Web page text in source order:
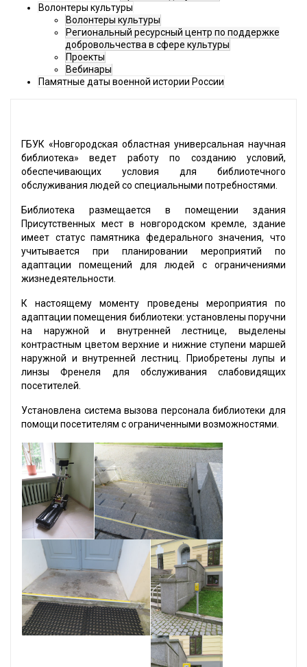
Волонтеры культуры
Волонтеры культуры
Региональный ресурсный центр по поддержке
добровольчества в сфере культуры
Проекты
Вебинары
Памятные даты военной истории России
ГБУК «Новгородская областная универсальная научная
библиотека» ведет работу по созданию условий,
обеспечивающих условия для библиотечного
обслуживания людей со специальными потребностями.
Библиотека размещается в помещении здания
Присутственных мест в новгородском кремле, здание
имеет статус памятника федерального значения, что
учитывается при планировании мероприятий по
адаптации помещений для людей с ограничениями
жизнедеятельности.
К настоящему моменту проведены мероприятия по
адаптации помещения библиотеки: установлены поручни
на наружной и внутренней лестнице, выделены
контрастным цветом верхние и нижние ступени маршей
наружной и внутренней лестниц. Приобретены лупы и
линзы Френеля для обслуживания слабовидящих
посетителей.
Установлена система вызова персонала библиотеки для
помощи посетителям с ограниченными возможностями.